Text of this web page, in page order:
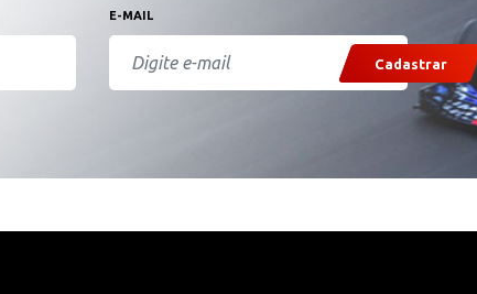
E-MAIL
Cadastrar